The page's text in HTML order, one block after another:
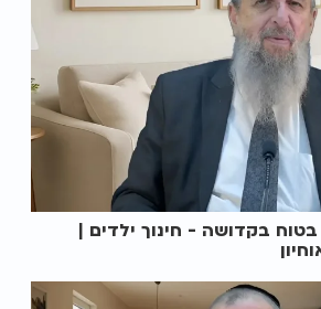
בטוח בקדושה - חינוך ילדים |